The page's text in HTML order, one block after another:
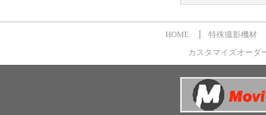
HOME 特殊撮影機材
カスタマイズオーダ